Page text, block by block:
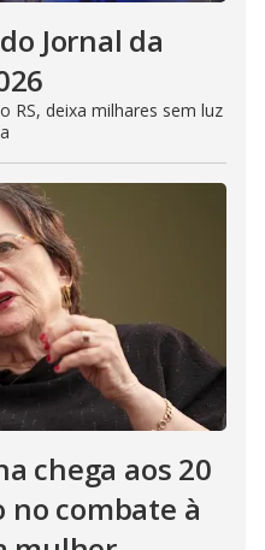
Jornal da
RS, deixa milhares sem luz
chega aos 20
no combate à